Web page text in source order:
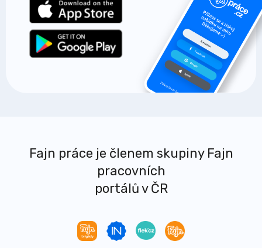
Fajn práce je členem skupiny Fajn
pracovních
portálů v ČR